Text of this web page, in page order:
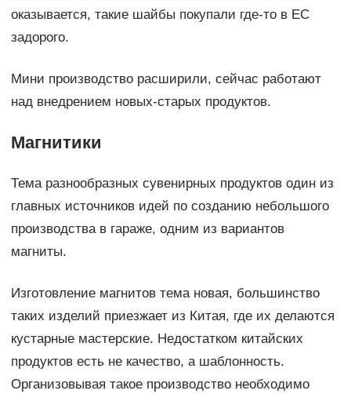
оказывается, такие шайбы покупали где-то в ЕС
задорого.
Мини производство расширили, сейчас работают
над внедрением новых-старых продуктов.
Магнитики
Тема разнообразных сувенирных продуктов один из
главных источников идей по созданию небольшого
производства в гараже, одним из вариантов
магниты.
Изготовление магнитов тема новая, большинство
таких изделий приезжает из Китая, где их делаются
кустарные мастерские. Недостатком китайских
продуктов есть не качество, а шаблонность.
Организовывая такое производство необходимо